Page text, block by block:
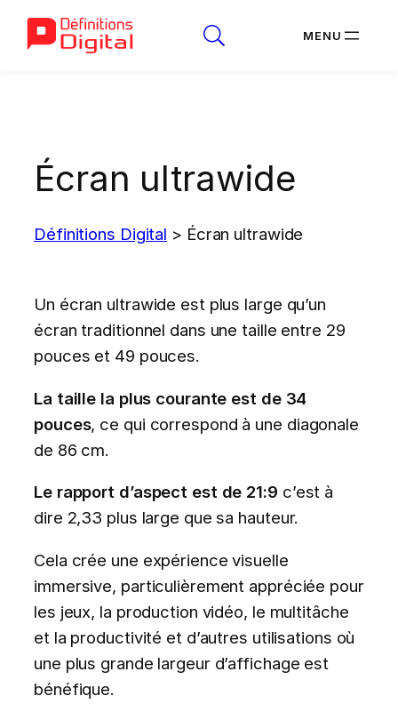
Écran ultrawide
Définitions Digital > Écran ultrawide
Un écran ultrawide est plus large qu’un
écran traditionnel dans une taille entre 29
pouces et 49 pouces.
La taille la plus courante est de 34
pouces, ce qui correspond à une diagonale
de 86 cm.
Le rapport d’aspect est de 21:9 c’est à
dire 2,33 plus large que sa hauteur.
Cela crée une expérience visuelle
immersive, particulièrement appréciée pour
les jeux, la production vidéo, le multitâche
et la productivité et d’autres utilisations où
une plus grande largeur d’affichage est
bénéfique.